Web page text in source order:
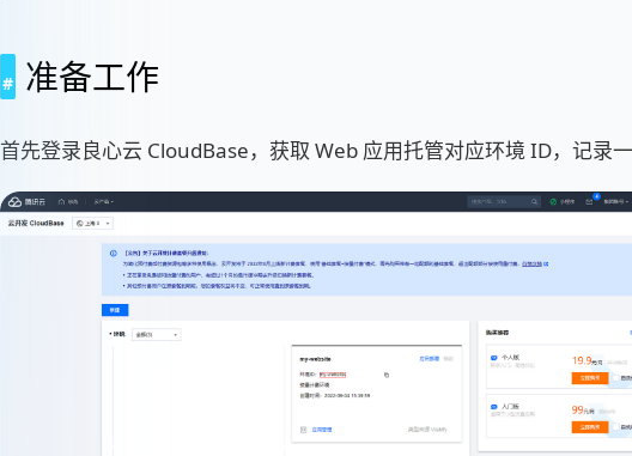
准备工作
首先登录良心云 CloudBase，获取 Web 应用托管对应环境 ID，记录